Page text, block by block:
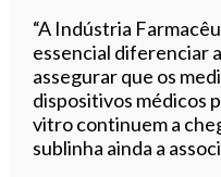
“A Indústria
essencial diferenciar
assegurar que os
dispositivos médicos
vitro continuem a
sublinha ainda a